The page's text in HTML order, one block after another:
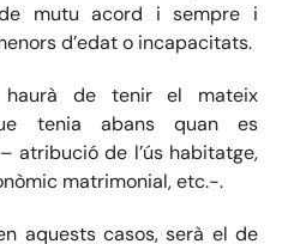
mutu acord i sempre i
d’edato incapacitats.
urà de tenir el mateix
tenia abans quan es
– atribucióde l’ús habitatge,
matrimonial, etc.-.
aquests casos, serà el de